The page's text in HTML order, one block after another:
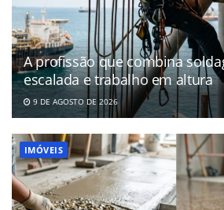
A profissão que combina
escalada e trabalho em altura
9 DE AGOSTO DE 2026
IMÓVEIS